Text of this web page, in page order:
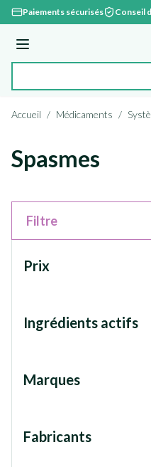
Aller au contenu
Paiements sécurisés Conseil
Menu
Accueil / Médicaments /
Spasmes
Filtre
Prix
Ingrédients actifs
Marques
Fabricants